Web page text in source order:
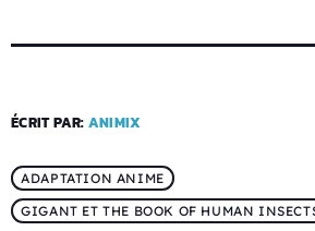
ÉCRIT PAR: ANIMIX
ADAPTATION ANIME
GIGANT ET THE BOOK OF HUMAN